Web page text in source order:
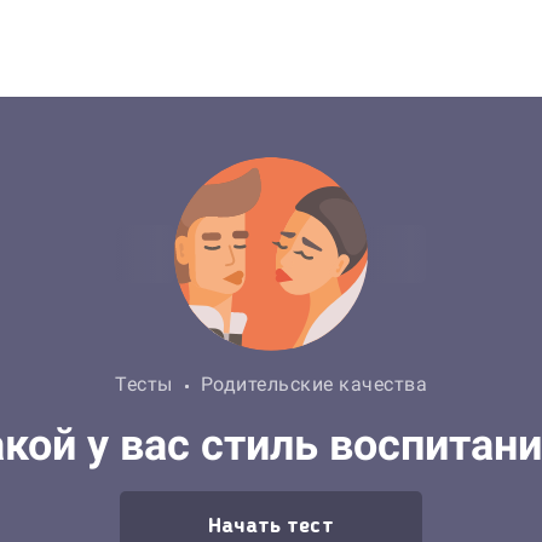
Тесты Родительские качества
у вас стиль
Начать тест